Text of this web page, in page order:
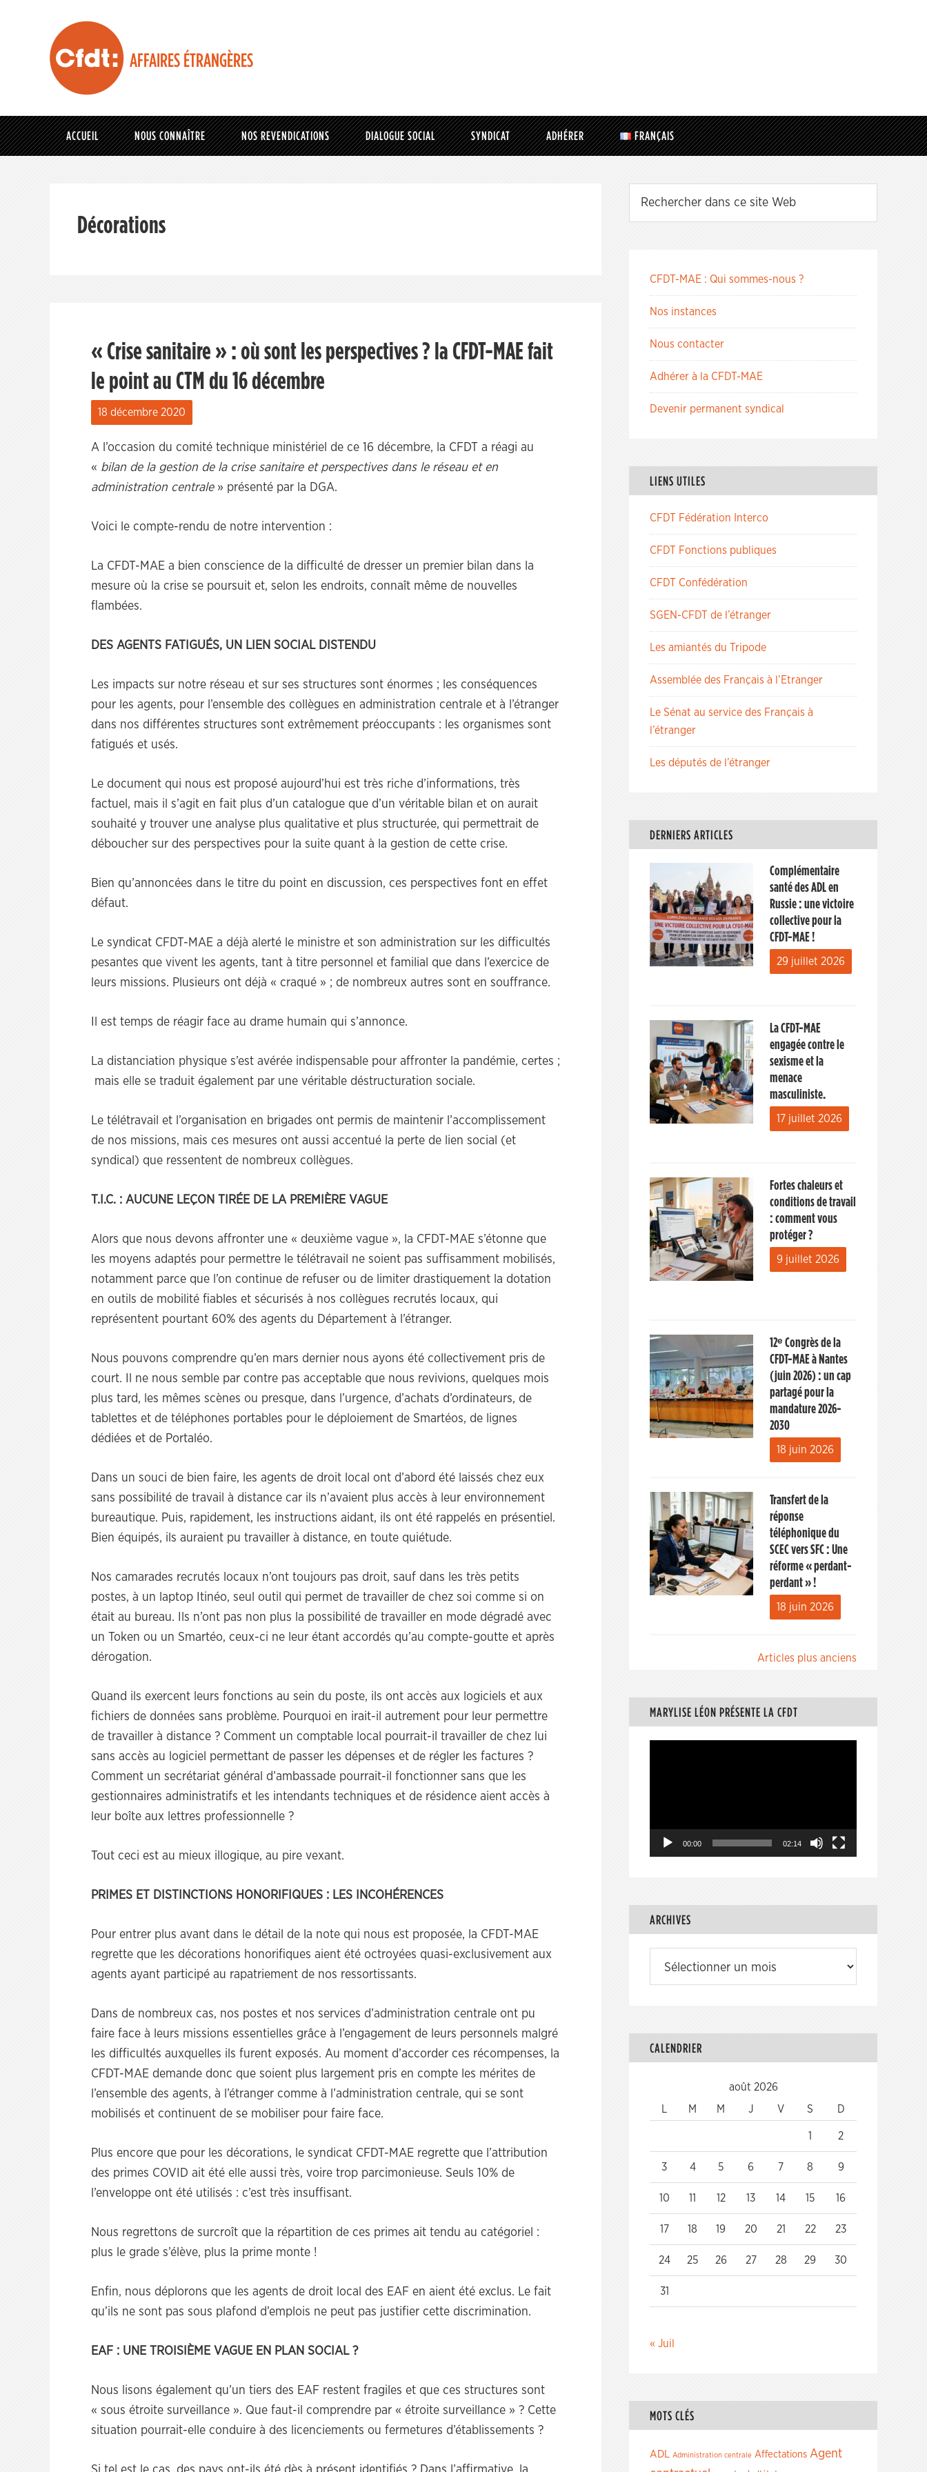
AFFAIRES ÉTRANGÈRES
ACCUEIL NOUS CONNAÎTRE NOS REVENDICATIONS DIALOGUE SOCIAL SYNDICAT ADHÉRER FRANÇAIS
Décorations
« Crise sanitaire » : où sont les perspectives ? la CFDT-MAE fait
le point au CTM du 16 décembre
18 décembre 2020
A l’occasion du comité technique ministériel de ce 16 décembre, la CFDT a réagi au
« bilan de la gestion de la crise sanitaire et perspectives dans le réseau et en
administration centrale» présenté par la DGA.
Voici le compte-rendu de notre intervention :
La CFDT-MAE a bien conscience de la difficulté de dresser un premier bilan dans la
mesure où la crise se poursuit et, selon les endroits, connaît même de nouvelles
flambées.
DES AGENTS FATIGUÉS, UN LIEN SOCIAL DISTENDU
Les impacts sur notre réseau et sur ses structures sont énormes ; les conséquences
pour les agents, pour l’ensemble des collègues en administration centrale et à l’étranger
dans nos différentes structures sont extrêmement préoccupants : les organismes sont
fatigués et usés.
Le document qui nous est proposé aujourd’hui est très riche d’informations, très
factuel, mais il s’agit en fait plus d’un catalogue que d’un véritable bilan et on aurait
souhaité y trouver une analyse plus qualitative et plus structurée, qui permettrait de
déboucher sur des perspectives pour la suite quant à la gestion de cette crise.
Bien qu’annoncées dans le titre du point en discussion, ces perspectives font en effet
défaut.
Le syndicat CFDT-MAE a déjà alerté le ministre et son administration sur les difficultés
pesantes que vivent les agents, tant à titre personnel et familial que dans l’exercice de
leurs missions. Plusieurs ont déjà « craqué » ; de nombreux autres sont en souffrance.
Il est temps de réagir face au drame humain qui s’annonce.
La distanciation physique s’est avérée indispensable pour affronter la pandémie, certes ;
mais elle se traduit également par une véritable déstructuration sociale.
Le télétravail et l’organisation en brigades ont permis de maintenir l’accomplissement
de nos missions, mais ces mesures ont aussi accentué la perte de lien social (et
syndical) que ressentent de nombreux collègues.
T.I.C. : AUCUNE LEÇON TIRÉE DE LA PREMIÈRE VAGUE
Alors que nous devons affronter une « deuxième vague », la CFDT-MAE s’étonne que
les moyens adaptés pour permettre le télétravail ne soient pas suffisamment mobilisés,
notamment parce que l’on continue de refuser ou de limiter drastiquement la dotation
en outils de mobilité fiables et sécurisés à nos collègues recrutés locaux, qui
représentent pourtant 60% des agents du Département à l’étranger.
Nous pouvons comprendre qu’en mars dernier nous ayons été collectivement pris de
court. Il ne nous semble par contre pas acceptable que nous revivions, quelques mois
plus tard, les mêmes scènes ou presque, dans l’urgence, d’achats d’ordinateurs, de
tablettes et de téléphones portables pour le déploiement de Smartéos, de lignes
dédiées et de Portaléo.
Dans un souci de bien faire, les agents de droit local ont d’abord été laissés chez eux
sans possibilité de travail à distance car ils n’avaient plus accès à leur environnement
bureautique. Puis, rapidement, les instructions aidant, ils ont été rappelés en présentiel.
Bien équipés, ils auraient pu travailler à distance, en toute quiétude.
Nos camarades recrutés locaux n’ont toujours pas droit, sauf dans les très petits
postes, à un laptop Itinéo, seul outil qui permet de travailler de chez soi comme si on
était au bureau. Ils n’ont pas non plus la possibilité de travailler en mode dégradé avec
un Token ou un Smartéo, ceux-ci ne leur étant accordés qu’au compte-goutte et après
dérogation.
Quand ils exercent leurs fonctions au sein du poste, ils ont accès aux logiciels et aux
fichiers de données sans problème. Pourquoi en irait-il autrement pour leur permettre
de travailler à distance ? Comment un comptable local pourrait-il travailler de chez lui
sans accès au logiciel permettant de passer les dépenses et de régler les factures ?
Comment un secrétariat général d’ambassade pourrait-il fonctionner sans que les
gestionnaires administratifs et les intendants techniques et de résidence aient accès à
leur boîte aux lettres professionnelle ?
Tout ceci est au mieux illogique, au pire vexant.
PRIMES ET DISTINCTIONS HONORIFIQUES : LES INCOHÉRENCES
Pour entrer plus avant dans le détail de la note qui nous est proposée, la CFDT-MAE
regrette que les décorations honorifiques aient été octroyées quasi-exclusivement aux
agents ayant participé au rapatriement de nos ressortissants.
Dans de nombreux cas, nos postes et nos services d’administration centrale ont pu
faire face à leurs missions essentielles grâce à l’engagement de leurs personnels malgré
les difficultés auxquelles ils furent exposés. Au moment d’accorder ces récompenses, la
CFDT-MAE demande donc que soient plus largement pris en compte les mérites de
l’ensemble des agents, à l’étranger comme à l’administration centrale, qui se sont
mobilisés et continuent de se mobiliser pour faire face.
Plus encore que pour les décorations, le syndicat CFDT-MAE regrette que l’attribution
des primes COVID ait été elle aussi très, voire trop parcimonieuse. Seuls 10% de
l’enveloppe ont été utilisés : c’est très insuffisant.
Nous regrettons de surcroît que la répartition de ces primes ait tendu au catégoriel :
plus le grade s’élève, plus la prime monte !
Enfin, nous déplorons que les agents de droit local des EAF en aient été exclus. Le fait
qu’ils ne sont pas sous plafond d’emplois ne peut pas justifier cette discrimination.
EAF : UNE TROISIÈME VAGUE EN PLAN SOCIAL ?
Nous lisons également qu’un tiers des EAF restent fragiles et que ces structures sont
« sous étroite surveillance ». Que faut-il comprendre par « étroite surveillance » ? Cette
situation pourrait-elle conduire à des licenciements ou fermetures d’établissements ?
CFDT-MAE : Qui sommes-nous ?
Nos instances
Nous contacter
Adhérer à la CFDT-MAE
Devenir permanent syndical
LIENS UTILES
CFDT Fédération Interco
CFDT Fonctions publiques
CFDT Confédération
SGEN-CFDT de l’étranger
Les amiantés du Tripode
Assemblée des Français à l’Etranger
Le Sénat au service des Français à
l’étranger
Les députés de l’étranger
DERNIERS ARTICLES
Complémentaire
santé des ADL en
Russie : une victoire
collective pour la
CFDT-MAE !
29 juillet 2026
La CFDT-MAE
engagée contre le
sexisme et la
menace
masculiniste.
17 juillet 2026
Fortes chaleurs et
conditions de travail
: comment vous
protéger ?
9 juillet 2026
12ᵉ Congrès de la
CFDT-MAE à Nantes
(juin 2026) : un cap
partagé pour la
mandature 2026-
2030
18 juin 2026
Transfert de la
réponse
téléphonique du
SCEC vers SFC : Une
réforme « perdant-
perdant » !
18 juin 2026
articles
Articles plus anciens
MARYLISE LÉON PRÉSENTE LA CFDT
00:00 02:14
ARCHIVES
CALENDRIER
août 2026
M M J V S D
1 2
3 4 5 6 7 8 9
10 11 12 13 14 15 16
17 18 19 20 21 22 23
24 25 26 27 28 29 30
31
« Juil
MOTS CLÉS
ADL Administration centrale Affectations Agent